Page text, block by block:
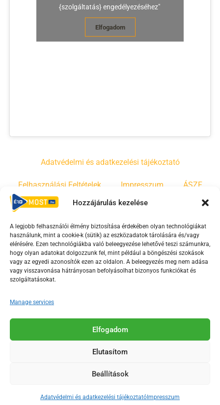
Hozzájárulás kezelése
A legjobb felhasználói élmény biztosítása érdekében olyan technológiákat
használunk, mint a cookie-k (sütik) az eszközadatok tárolására és/vagy
elérésére. Ezen technológiákba való beleegyezése lehetővé teszi számunkra,
hogy olyan adatokat dolgozzunk fel, mint például a böngészési szokások
vagy az egyedi azonosítók ezen az oldalon. A beleegyezés meg nem adása
vagy visszavonása hátrányosan befolyásolhat bizonyos funkciókat és
szolgáltatásokat.
Manage services
Elfogadom
Elutasítom
Beállítások
Adatvédelmi és adatkezelési tájékoztató Impresszum
{szolgáltatás} engedélyezéséhez"
Elfogadom
Adatvédelmi és adatkezelési tájékoztató
Felhasználási Feltételek Impresszum ÁSZF
Irányelvek Moderálási szabályzat
F
a
c
e
o
o
-
Y
o
u
t
b
e
s
r
T
i
k
Az Érd Média médiaszolgáltatási tevékenységét a
Médiatanács a Magyar Média Mecenatúra program
2018-2026. © Minden jog fenntartva, Érd Megyei Jogú Város